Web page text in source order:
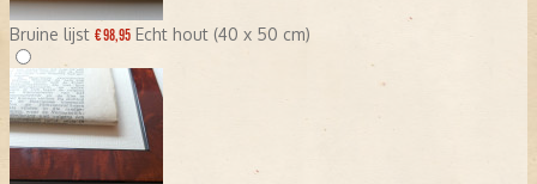
Bruine lijst € 98,95 Echt hout (40 x 50 cm)